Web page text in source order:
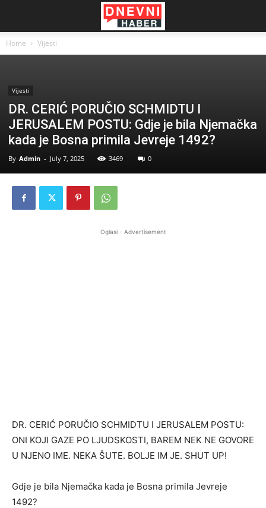
Home Vijesti
Vijesti
DR. CERIĆ PORUČIO SCHMIDTU I
JERUSALEM POSTU: Gdje je bila Njemačka
kada je Bosna primila Jevreje 1492?
By Admin - July 7, 2025 3469 0
Oglasi - Advertisement
DR. CERIĆ PORUČIO SCHMIDTU I JERUSALEM POSTU:
ONI KOJI GAZE PO LJUDSKOSTI, BAREM NEK NE GOVORE
U NJENO IME. NEKA ŠUTE. BOLJE IM JE. SHUT UP!
Gdje je bila Njemačka kada je Bosna primila Jevreje
1492?